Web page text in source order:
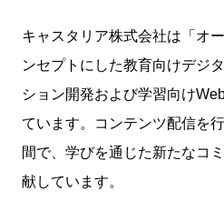
キャスタリア株式会社は「オ
ンセプトにした教育向けデジ
ション開発および学習向け
ています。コンテンツ配信を
間で、学びを通じた新たなコ
献しています。